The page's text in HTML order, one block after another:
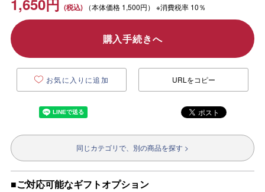
1,650円 （本体価格 1,500円） ※消費税率 10％
購入手続きへ
お気に入りに追加 URLをコピー
同じカテゴリで、別の商品を探す >
■ご対応可能なギフトオプション